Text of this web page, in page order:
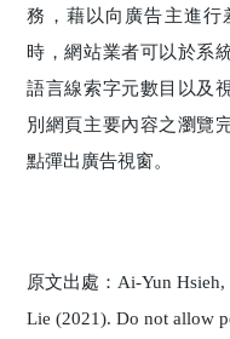
務，藉以向廣告主進行
時，網站業者可以於系
語言線索字元數目以及
別網頁主要內容之瀏覽
點彈出廣告視窗。
原文出處：Ai-Yun
Lie (2021). Do not allow